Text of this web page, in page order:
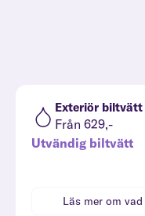
Exteriör biltvätt
Från 629,-
Utvändig biltvätt
Läs mer om vad